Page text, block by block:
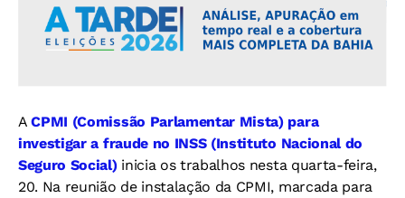
ACPMI (Comissão Parlamentar Mista) para
investigar a fraude no INSS (Instituto Nacional do
Seguro Social)inicia os trabalhos nesta quarta-feira,
20. Na reunião de instalação da CPMI, marcada para